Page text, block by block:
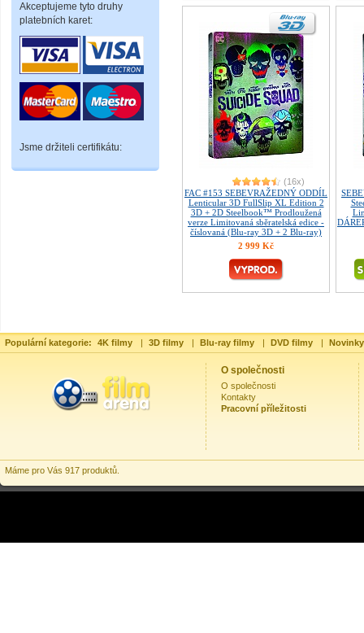
Akceptujeme tyto druhy
platebních karet:
Jsme držiteli certifikátu:
(16x)
FAC #153 SEBEVRAŽEDNÝ ODDÍL
Lenticular 3D FullSlip XL Edition 2
3D + 2D Steelbook™ Prodloužená
verze Limitovaná sběratelská edice -
číslovaná (Blu-ray 3D + 2 Blu-ray)
2 999 Kč
Populární kategorie: 4K filmy | 3D filmy | Blu-ray filmy | DVD filmy |
O společnosti
O společnosti
Kontakty
Pracovní příležitosti
Máme pro Vás 917 produktů.